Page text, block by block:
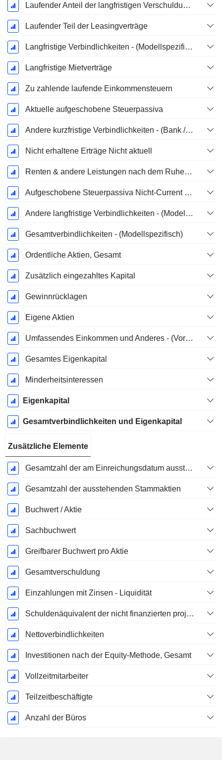
Laufender Anteil der langfristigen Verschuldung - (Modellspezifisch)
Laufender Teil der Leasingverträge
Langfristige Verbindlichkeiten - (Modellspezifisch)
Langfristige Mietverträge
Zu zahlende laufende Einkommensteuern
Aktuelle aufgeschobene Steuerpassiva
Andere kurzfristige Verbindlichkeiten - (Bank / Utility Vorlage)
Nicht erhaltene Erträge Nicht aktuell
Renten & andere Leistungen nach dem Ruhestand
Aufgeschobene Steuerpassiva Nicht-Current - (Modellspezifisch)
Andere langfristige Verbindlichkeiten - (Modellspezifisch)
Gesamtverbindlichkeiten - (Modellspezifisch)
Ordentliche Aktien, Gesamt
Zusätzlich eingezahltes Kapital
Gewinnrücklagen
Eigene Aktien
Umfassendes Einkommen und Anderes - (Vorlagenspezifisch)
Gesamtes Eigenkapital
Minderheitsinteressen
Eigenkapital
Gesamtverbindlichkeiten und Eigenkapital
Zusätzliche Elemente
Gesamtzahl der am Einreichungsdatum ausstehenden Aktien
Gesamtzahl der ausstehenden Stammaktien
Buchwert / Aktie
Sachbuchwert
Greifbarer Buchwert pro Aktie
Gesamtverschuldung
Einzahlungen mit Zinsen - Liquidität
Schuldenäquivalent der nicht finanzierten projizierten Leistungspflicht
Nettoverbindlichkeiten
Investitionen nach der Equity-Methode, Gesamt
Vollzeitmitarbeiter
Teilzeitbeschäftigte
Anzahl der Büros